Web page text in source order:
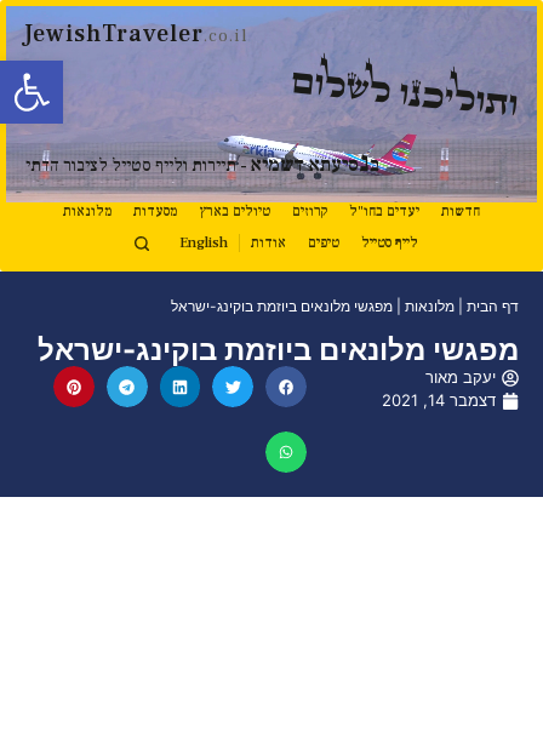
פתח
JewishTraveler.co.il
ותוליכנו לשלום
בנסיעתא דשמיא- תיירות ולייף סטייל לציבור הדתי
חדשות יעדים בחו"ל קרוזים טיולים בארץ מסעדות
מלונאות
לייף סטייל
טיפים אודות English
דף הבית מלונאות מפגשי מלונאים ביוזמת בוקינג-ישראל
מפגשי מלונאים ביוזמת בוקינג-ישראל
יעקב מאור
דצמבר 14, 2021